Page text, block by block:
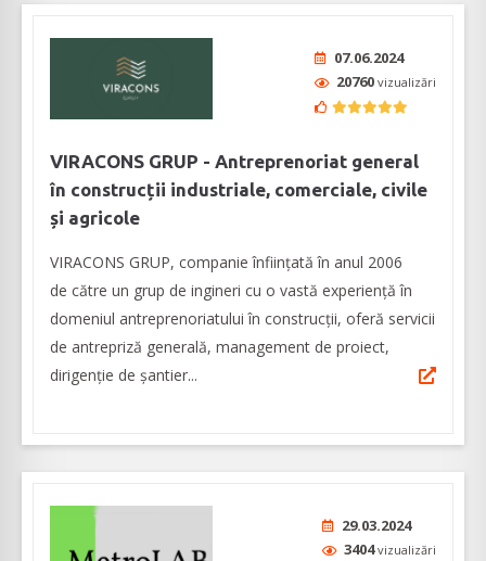
07.06.2024
20760 vizualizări
VIRACONS GRUP - Antreprenoriat general
în construcții industriale, comerciale, civile
și agricole
VIRACONS GRUP, companie înființată în anul 2006
de către un grup de ingineri cu o vastă experienţă în
domeniul antreprenoriatului în construcţii, oferă servicii
de antrepriză generală, management de proiect,
dirigenție de șantier...
29.03.2024
3404vizualizări